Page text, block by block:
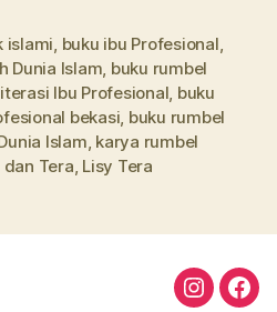
islami, buku ibu Profesional,
Dunia Islam, buku rumbel
Ibu Profesional, buku
bekasi, buku rumbel
Islam, karya rumbel
dan Tera, Lisy Tera